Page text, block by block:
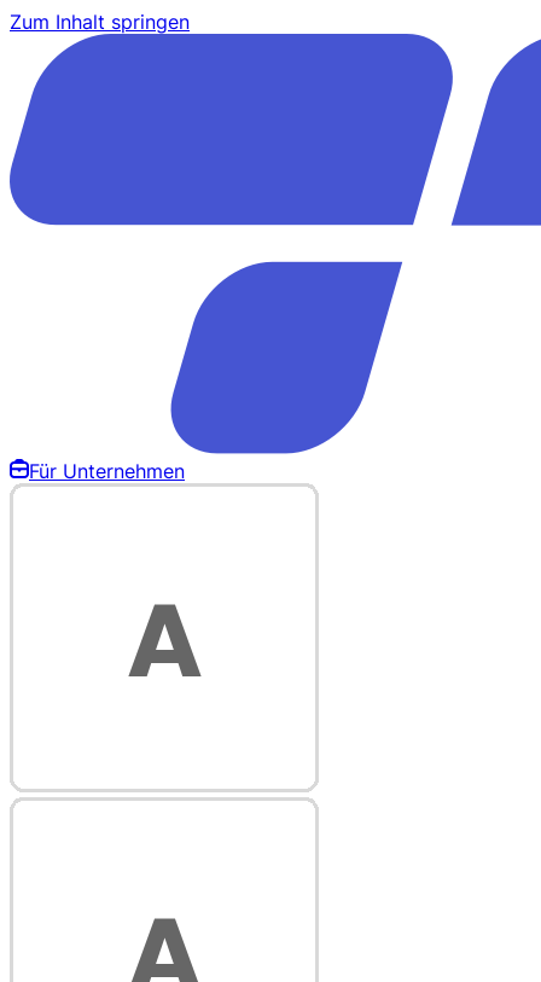
Zum Inhalt springen
Für Unternehmen